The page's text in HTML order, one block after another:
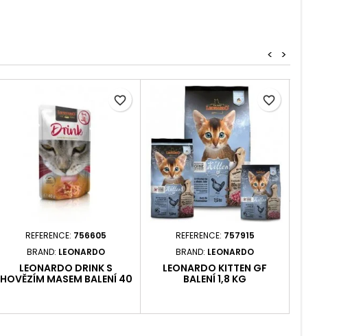
>
<
REFERENCE: 756605
BRAND: LEONARDO
LEONARDO DRINK S
HOVĚZÍM MASEM BALENÍ 40
favorite_border
REFERENCE: 757915
BRAND: LEONARDO
LEONARDO KITTEN GF
BALENÍ 1,8 KG
favorite_border